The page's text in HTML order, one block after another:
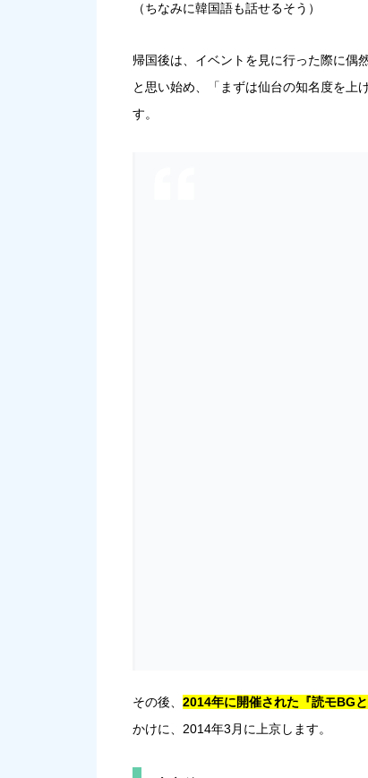
（ちなみに韓国語も話せるそう）
帰国後は、イベントを見に行った際に偶
と思い始め、「まずは仙台の知名度を上
す。
その後、 2014年に開催された『読モBG
かけに、2014年3月に上京します。